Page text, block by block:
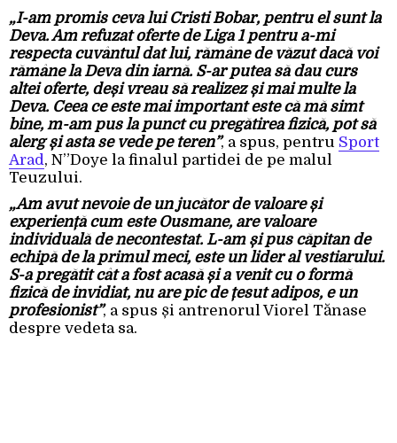
„I-am promis ceva lui Cristi Bobar, pentru el sunt la
Deva. Am refuzat oferte de Liga 1 pentru a-mi
respecta cuvântul dat lui, rămâne de văzut dacă voi
rămâne la Deva din iarnă. S-ar putea să dau curs
altei oferte, deși vreau să realizez și mai multe la
Deva. Ceea ce este mai important este că mă simt
bine, m-am pus la punct cu pregătirea fizică, pot să
alerg și asta se vede pe teren”, a spus, pentru Sport
Arad, N”Doye la finalul partidei de pe malul
Teuzului.
„Am avut nevoie de un jucător de valoare și
experiență cum este Ousmane, are valoare
individuală de necontestat. L-am și pus căpitan de
echipă de la primul meci, este un lider al vestiarului.
S-a pregătit cât a fost acasă și a venit cu o formă
fizică de invidiat, nu are pic de țesut adipos, e un
profesionist”, a spus și antrenorul Viorel Tănase
despre vedeta sa.